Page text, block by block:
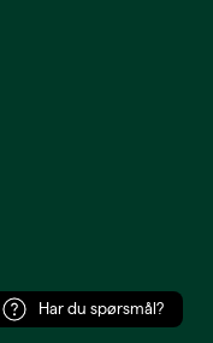
Har du spørsmål?